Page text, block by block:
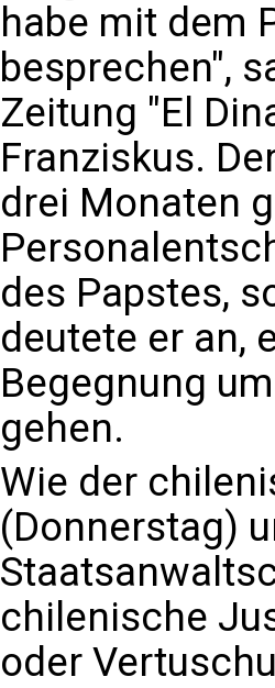
habe mit dem
besprechen",
Zeitung "El
Franziskus.
drei Monaten
des Papstes,
deutete er an,
Begegnung
gehen.
Wie der
(Donnerstag)
chilenische
oder